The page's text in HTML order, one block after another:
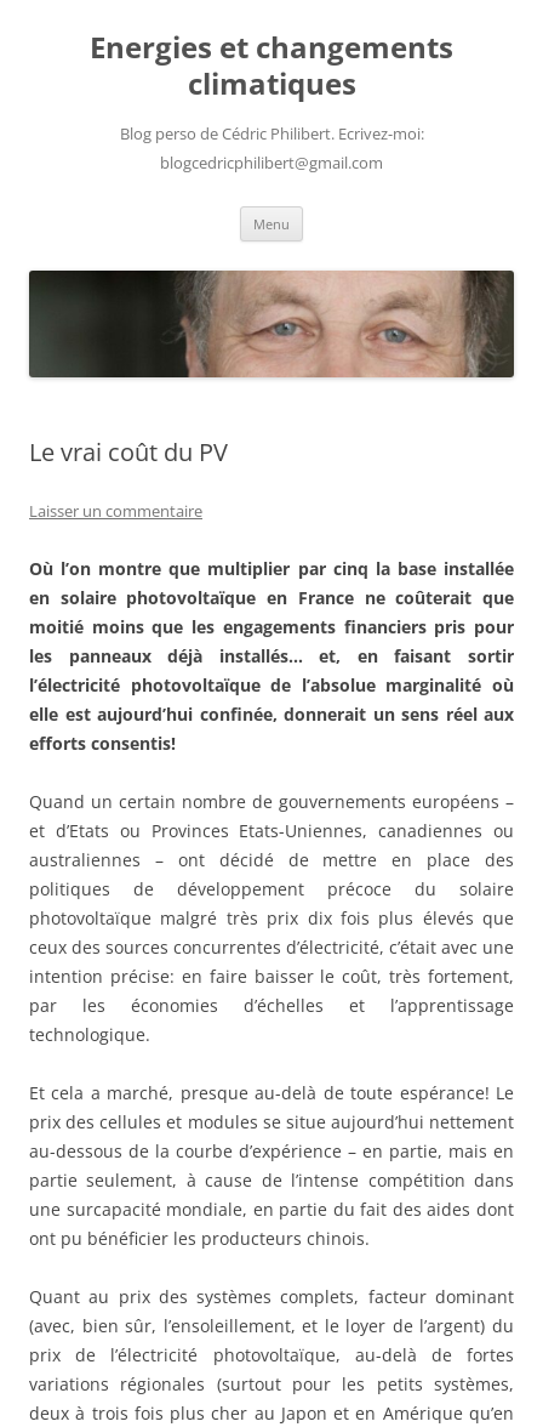
contenuEnergies et changements
climatiques
Blog perso de Cédric Philibert. Ecrivez-moi:
blogcedricphilibert@gmail.com
Menu
Le vrai coût du PV
Laisser un commentaire
Où l’on montre que multiplier par cinq la base installée
en solaire photovoltaïque en France ne coûterait que
moitié moins que les engagements financiers pris pour
les panneaux déjà installés… et, en faisant sortir
l’électricité photovoltaïque de l’absolue marginalité où
elle est aujourd’hui confinée, donnerait un sens réel aux
efforts consentis!
Quand un certain nombre de gouvernements européens –
et d’Etats ou Provinces Etats-Uniennes, canadiennes ou
australiennes – ont décidé de mettre en place des
politiques de développement précoce du solaire
photovoltaïque malgré très prix dix fois plus élevés que
ceux des sources concurrentes d’électricité, c’était avec une
intention précise: en faire baisser le coût, très fortement,
par les économies d’échelles et l’apprentissage
technologique.
Et cela a marché, presque au-delà de toute espérance! Le
prix des cellules et modules se situe aujourd’hui nettement
au-dessous de la courbe d’expérience – en partie, mais en
partie seulement, à cause de l’intense compétition dans
une surcapacité mondiale, en partie du fait des aides dont
ont pu bénéficier les producteurs chinois.
Quant au prix des systèmes complets, facteur dominant
(avec, bien sûr, l’ensoleillement, et le loyer de l’argent) du
prix de l’électricité photovoltaïque, au-delà de fortes
variations régionales (surtout pour les petits systèmes,
deux à trois fois plus cher au Japon et en Amérique qu’en